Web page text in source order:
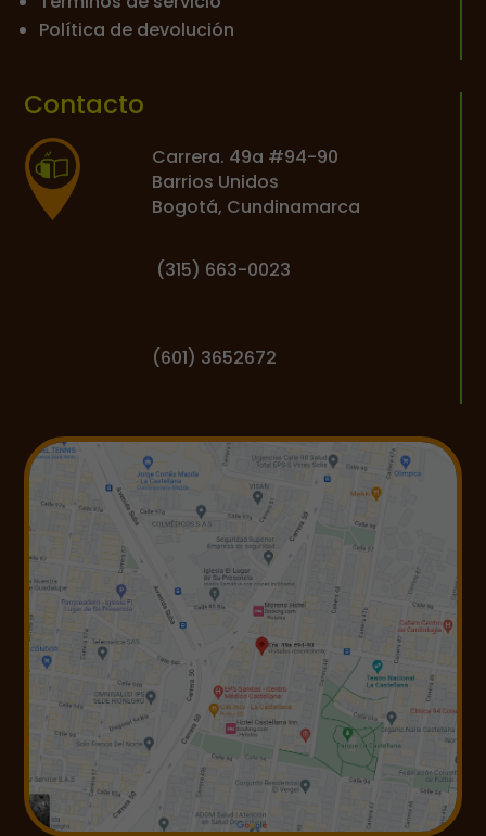
Política de devolución
Contacto
Carrera. 49a #94-90
Barrios Unidos
Bogotá, Cundinamarca
(315) 663-0023
(601) 3652672